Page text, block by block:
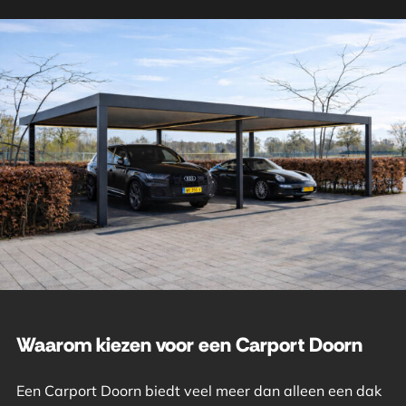
Waarom kiezen voor een Carport Doorn
Een Carport Doorn biedt veel meer dan alleen een dak